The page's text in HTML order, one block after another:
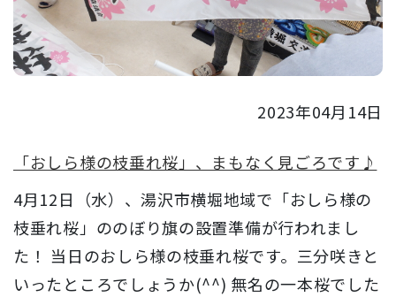
2023年04月14日
「おしら様の枝垂れ桜」、まもなく見ごろです♪
4月12日（水）、湯沢市横堀地域で「おしら様の
枝垂れ桜」ののぼり旗の設置準備が行われまし
た！ 当日のおしら様の枝垂れ桜です。三分咲きと
いったところでしょうか(^^) 無名の一本桜でした